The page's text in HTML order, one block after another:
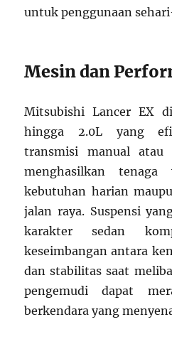
untuk penggunaan
Mesin dan
Mitsubishi Lancer EX
hingga 2.0L yang
transmisi manual
menghasilkan
kebutuhan harian
jalan raya. Suspensi
karakter sedan
keseimbangan antara
dan stabilitas saat
pengemudi dapat
berkendara yang